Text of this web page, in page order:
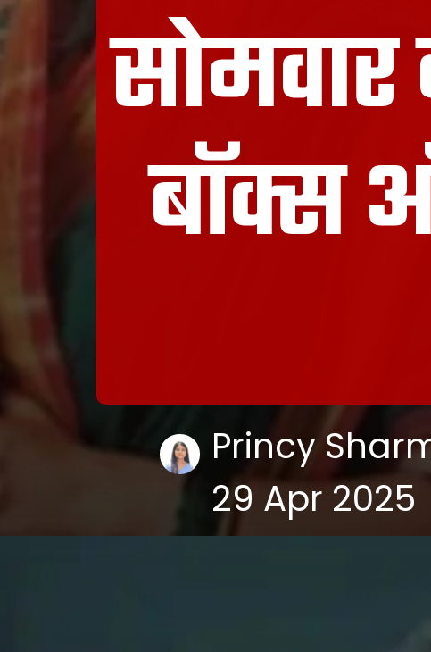
बॉक्स
Princy
29 Apr 2025